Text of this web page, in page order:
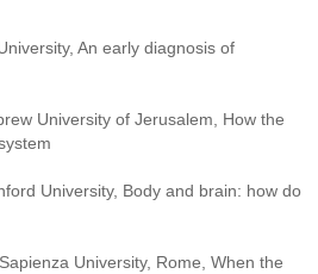
An early diagnosis of
University of Jerusalem, How the
University, Body and brain: how do
University, Rome, When the